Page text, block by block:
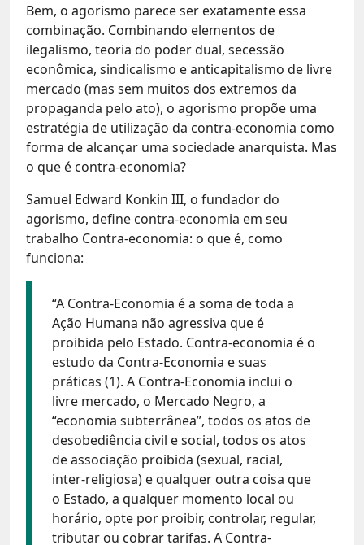
Bem, o agorismo parece ser exatamente essa
combinação. Combinando elementos de
ilegalismo, teoria do poder dual, secessão
econômica, sindicalismo e anticapitalismo de livre
mercado (mas sem muitos dos extremos da
propaganda pelo ato), o agorismo propõe uma
estratégia de utilização da contra-economia como
forma de alcançar uma sociedade anarquista. Mas
o que é contra-economia?
Samuel Edward Konkin III, o fundador do
agorismo, define contra-economia em seu
trabalho Contra-economia: o que é, como
funciona:
“A Contra-Economia é a soma de toda a
Ação Humana não agressiva que é
proibida pelo Estado. Contra-economia é o
estudo da Contra-Economia e suas
práticas (1). A Contra-Economia inclui o
livre mercado, o Mercado Negro, a
“economia subterrânea”, todos os atos de
desobediência civil e social, todos os atos
de associação proibida (sexual, racial,
inter-religiosa) e qualquer outra coisa que
o Estado, a qualquer momento local ou
horário, opte por proibir, controlar, regular,
tributar ou cobrar tarifas. A Contra-